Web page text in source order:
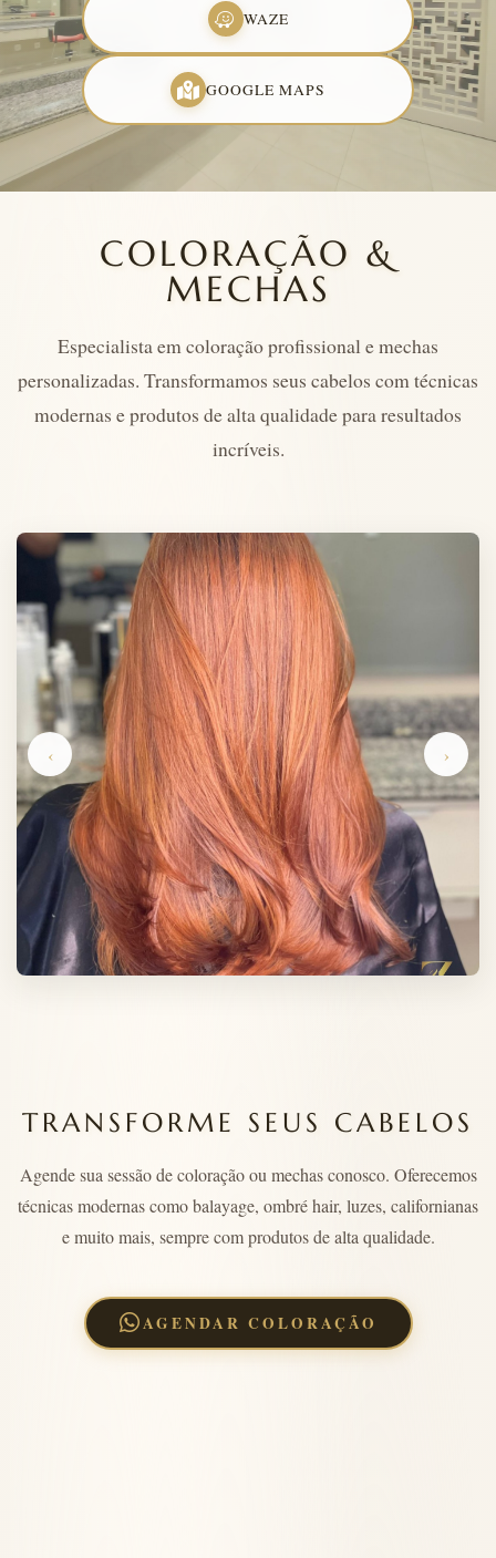
WAZE
GOOGLE MAPS
COLORAÇÃO &
MECHAS
Especialista em coloração profissional e mechas
personalizadas. Transformamos seus cabelos com técnicas
modernas e produtos de alta qualidade para resultados
incríveis.
‹ ›
TRANSFORME SEUS CABELOS
Agende sua sessão de coloração ou mechas conosco. Oferecemos
técnicas modernas como balayage, ombré hair, luzes, californianas
e muito mais, sempre com produtos de alta qualidade.
AGENDAR COLORAÇÃO